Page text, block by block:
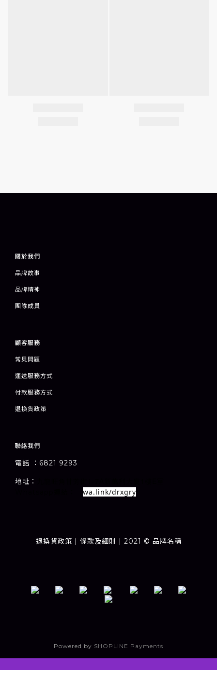
關於我們
品牌故事
品牌精神
團隊成員
顧客服務
常見問題
運送服務方式
付款服務方式
退換貨政策
聯絡我們
電話 ：6821 9293
地址：
wa.link/drxgry
退換貨政策 | 條款及細則 | 2021 © 品牌名稱
Powered by SHOPLINE Payments